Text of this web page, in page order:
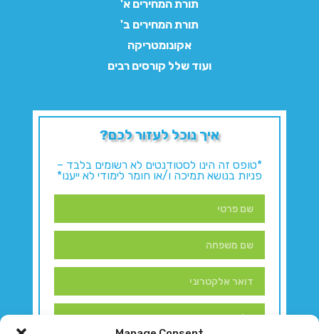
תורת המחירים א'
תורת המחירים ב'
אקונומטריקה
ועוד שלל קורסים רבים
איך נוכל לעזור לכם?
*טופס זה הינו לסטודנטים לא רשומים בלבד –
פניות בנושא תמיכה ו/או חומר לימודי לא ייענו*